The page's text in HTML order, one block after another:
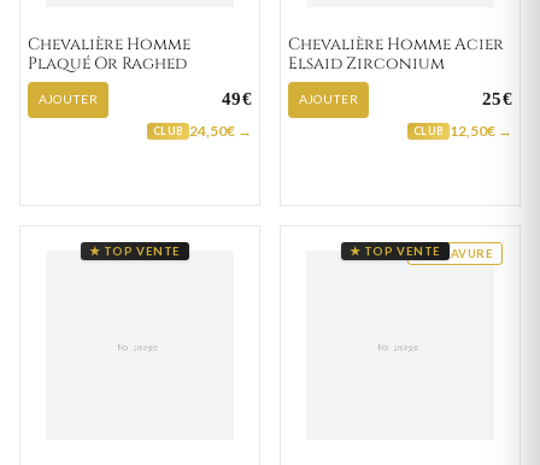
Chevalière Homme
Plaqué Or Raghed
AJOUTER 49€
CLUB 24,50€ →
Chevalière Homme Acier
Elsaid Zirconium
AJOUTER 25€
CLUB 12,50€ →
★ TOP VENTE GRAVURE
★ TOP VENTE